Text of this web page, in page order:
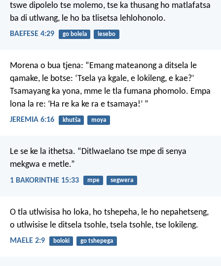
tswe dipolelo tse molemo, tse ka thusang ho matlafatsa
ba di utlwang, le ho ba tlisetsa lehlohonolo.
BAEFESE 4:29 go bolela lesebo
Morena o bua tjena: “Emang mateanong a ditsela le
qamake, le botse: ‘Tsela ya kgale, e lokileng, e kae?’
Tsamayang ka yona, mme le tla fumana phomolo. Empa
lona la re: ‘Ha re ka ke ra e tsamaya!’ ”
JEREMIA 6:16 khutša moya
Le se ke la ithetsa. “Ditlwaelano tse mpe di senya
mekgwa e metle.”
1 BAKORINTHE 15:33 mpe segwera
O tla utlwisisa ho loka, ho tshepeha, le ho nepahetseng,
o utlwisise le ditsela tsohle, tsela tsohle, tse lokileng.
MAELE 2:9 boloki go tshepega